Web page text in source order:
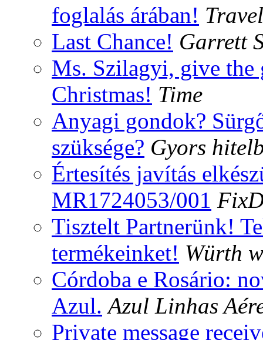
foglalás árában!
Last Chance! Garrett
Ms. Szilagyi, give
Christmas! Time
Anyagi gondok?
szüksége? Gyors
Értesítés javítás
MR1724053/001
Tisztelt Partnerünk!
termékeinket! Würth
Córdoba e Rosário:
Azul. Azul Linhas
Private message